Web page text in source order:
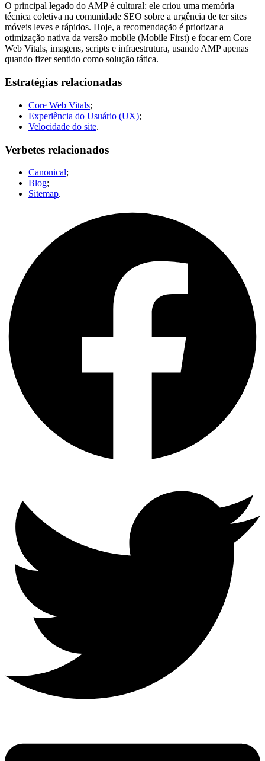
O principal legado do AMP é cultural: ele criou uma memória
técnica coletiva na comunidade SEO sobre a urgência de ter sites
móveis leves e rápidos. Hoje, a recomendação é priorizar a
otimização nativa da versão mobile (Mobile First) e focar em Core
Web Vitals, imagens, scripts e infraestrutura, usando AMP apenas
quando fizer sentido como solução tática.
Estratégias relacionadas
Core Web Vitals;
Experiência do Usuário (UX);
Velocidade do site.
Verbetes relacionados
Canonical;
Blog;
Sitemap.